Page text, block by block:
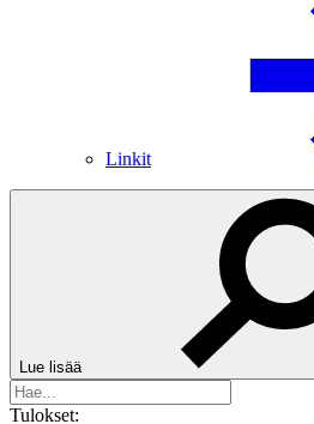
Linkit
Lue lisää
Tulokset: